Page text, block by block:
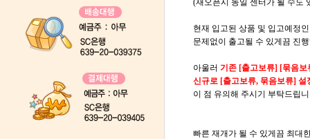
(재오픈시 동일 센터가 될 수도
현재 입고된 상품 및 입고예정
문제없이 출고될 수 있게끔 진
아울러 기존 [출고보류] [묶음
신규로 [출고보류, 묶음보류] 설
이 점 유의해 주시기 부탁드립
빠른 재개가 될 수 있게끔 최대